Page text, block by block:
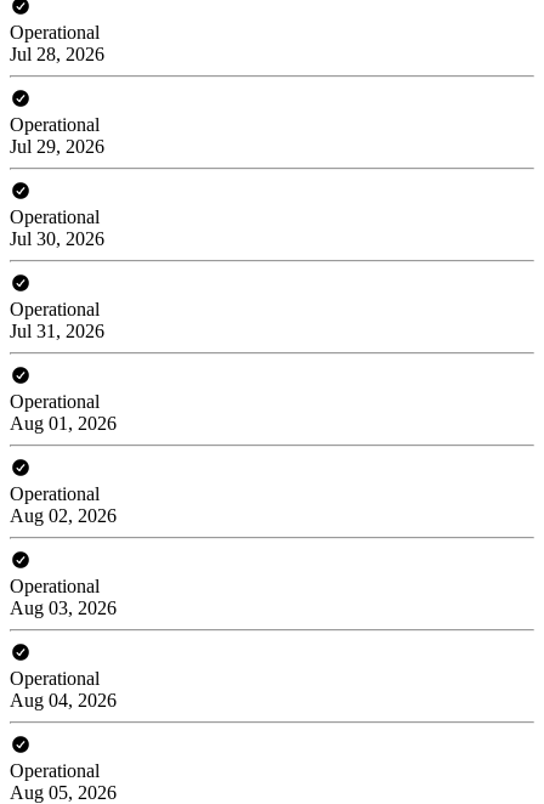
Operational
Jul 28, 2026
Operational
Jul 29, 2026
Operational
Jul 30, 2026
Operational
Jul 31, 2026
Operational
Aug 01, 2026
Operational
Aug 02, 2026
Operational
Aug 03, 2026
Operational
Aug 04, 2026
Operational
Aug 05, 2026